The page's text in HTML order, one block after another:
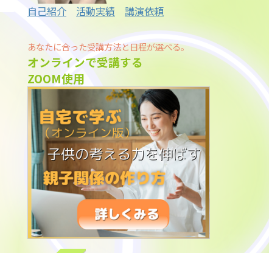
自己紹介 活動実績 講演依頼
あなたに合った受講方法と日程が選べる。
オンラインで受講する
ZOOM使用